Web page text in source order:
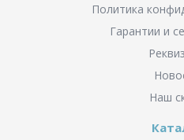
Политика
Гарантии и
Наш